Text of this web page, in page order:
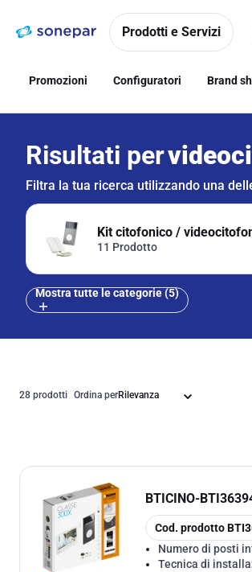
navigazionealla
Prodotti e Servizi
Promozioni Configuratori Brand
Risultati per
Filtra la tua ricerca utilizzando una
Kit citofonico /
11 Prodotto
Mostra tutte le categorie (5)
28 prodotti Ordina per
BTICINO-
copia
Cod. prodotto
Numero di posti
Tecnica di